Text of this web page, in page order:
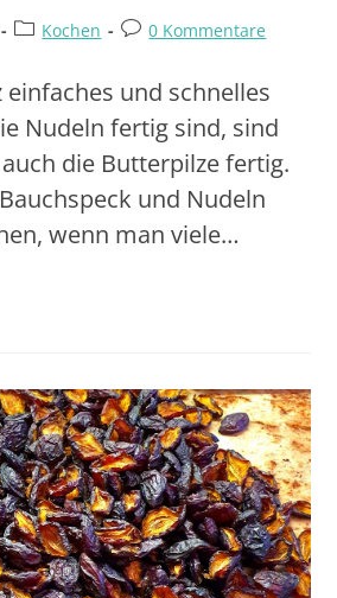
Kochen 0 Kommentare
einfaches und schnelles
Nudeln fertig sind, sind
die Butterpilze fertig.
und Nudeln
wenn man viele…